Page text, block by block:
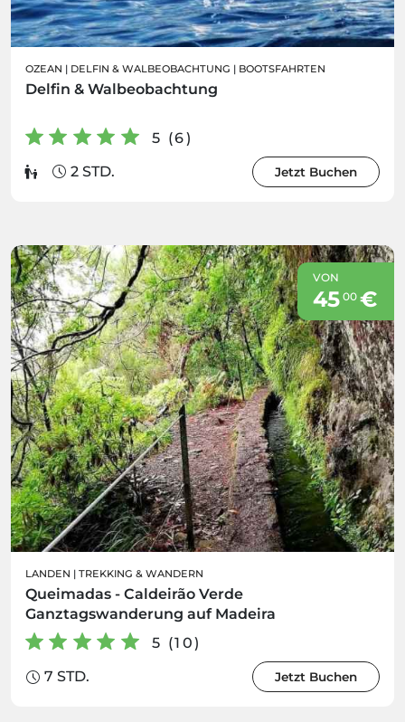
OZEAN | DELFIN & WALBEOBACHTUNG | BOOTSFAHRTEN
Delfin & Walbeobachtung
5 (6)
2 STD.
Jetzt Buchen
VON
45 00€
LANDEN | TREKKING & WANDERN
Queimadas - Caldeirão Verde
Ganztagswanderung auf Madeira
5 (10)
7 STD.
Jetzt Buchen